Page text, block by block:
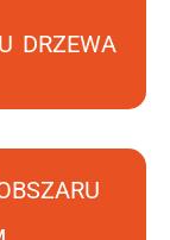
DRZEWA